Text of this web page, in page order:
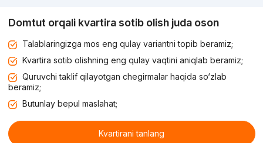
Domtut orqali kvartira sotib olish juda oson
Talablaringizga mos eng qulay variantni topib beramiz;
Kvartira sotib olishning eng qulay vaqtini aniqlab beramiz;
Quruvchi taklif qilayotgan chegirmalar haqida so‘zlab
beramiz;
Butunlay bepul maslahat;
Kvartirani tanlang